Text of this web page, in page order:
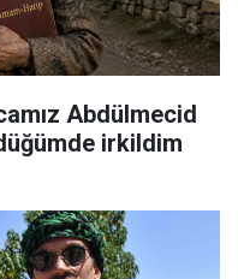
Abdülmecid
irkildim